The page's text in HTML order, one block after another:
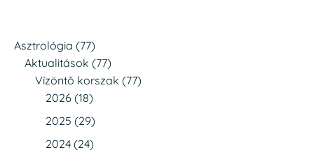
Asztrológia (77)
Aktualitások (77)
Vízöntő korszak (77)
2026 (18)
2025 (29)
2024 (24)